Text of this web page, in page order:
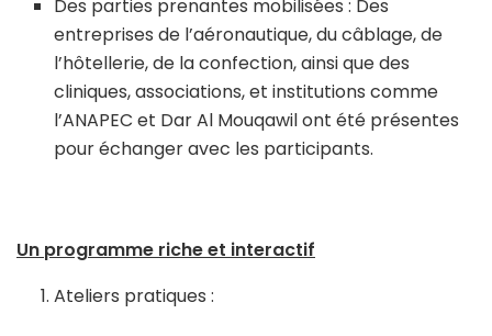
Des parties prenantes mobilisées : Des
entreprises de l’aéronautique, du câblage, de
l’hôtellerie, de la confection, ainsi que des
cliniques, associations, et institutions comme
l’ANAPEC et Dar Al Mouqawil ont été présentes
pour échanger avec les participants.
Un programme riche et interactif
Ateliers pratiques :